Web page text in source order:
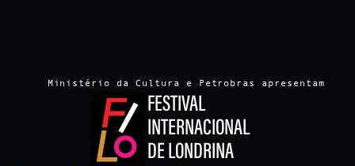
Ministério da Cultura e Petrobras apresentam
FESTIVAL
INTERNACIONAL
DE LONDRINA